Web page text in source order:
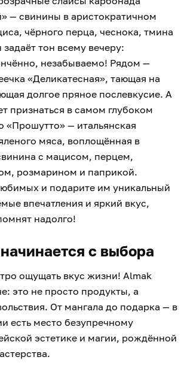
— свинины в аристократичном
чёрного перца, чеснока, тмина
тон всему вечеру:
незабываемо! Рядом —
«Деликатесная», тающая на
долгое пряное послевкусие. А
признаться в самом глубоком
«Прошутто» — итальянская
мяса, воплощённая в
с мацисом, перцем,
розмарином и паприкой.
и подарите им уникальный
впечатления и яркий вкус,
надолго!
с выбора
ощущать вкус жизни! Almak
это не просто продукты, а
От мангала до подарка — в
есть место безупречному
эстетике и магии, рождённой